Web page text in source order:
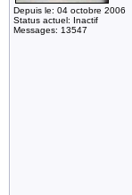
Depuis le: 04 octobre 2006
Status actuel: Inactif
Messages: 13547